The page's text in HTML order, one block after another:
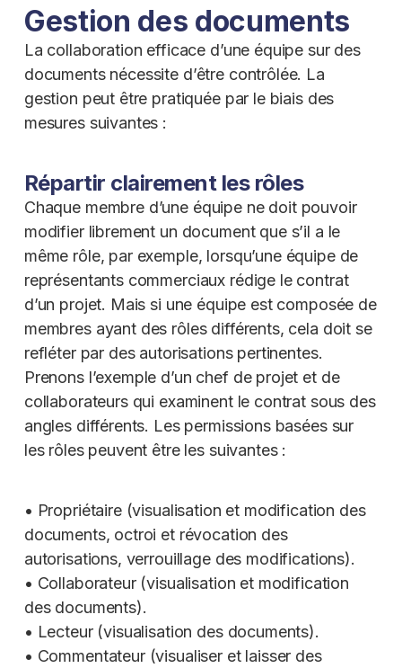
Gestion des documents
La collaboration efficace d’une équipe sur des
documents nécessite d’être contrôlée. La
gestion peut être pratiquée par le biais des
mesures suivantes :
Répartir clairement les rôles
Chaque membre d’une équipe ne doit pouvoir
modifier librement un document que s’il a le
même rôle, par exemple, lorsqu’une équipe de
représentants commerciaux rédige le contrat
d’un projet. Mais si une équipe est composée de
membres ayant des rôles différents, cela doit se
refléter par des autorisations pertinentes.
Prenons l’exemple d’un chef de projet et de
collaborateurs qui examinent le contrat sous des
angles différents. Les permissions basées sur
les rôles peuvent être les suivantes :
• Propriétaire (visualisation et modification des
documents, octroi et révocation des
autorisations, verrouillage des modifications).
• Collaborateur (visualisation et modification
des documents).
• Lecteur (visualisation des documents).
• Commentateur (visualiser et laisser des